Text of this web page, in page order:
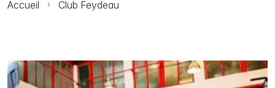
Accueil Club Feydeau
Photo Club Feydeau